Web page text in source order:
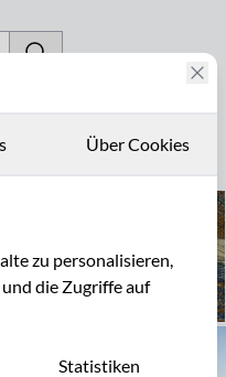
Über Cookies
zu personalisieren,
die Zugriffe auf
Statistiken